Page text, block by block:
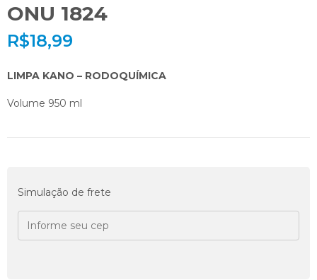
ONU 1824
R$18,99
LIMPA KANO – RODOQUÍMICA
Volume 950 ml
Simulação de frete